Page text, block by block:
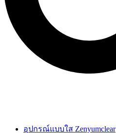
อุปกรณ์แบบใส Zenyumclear